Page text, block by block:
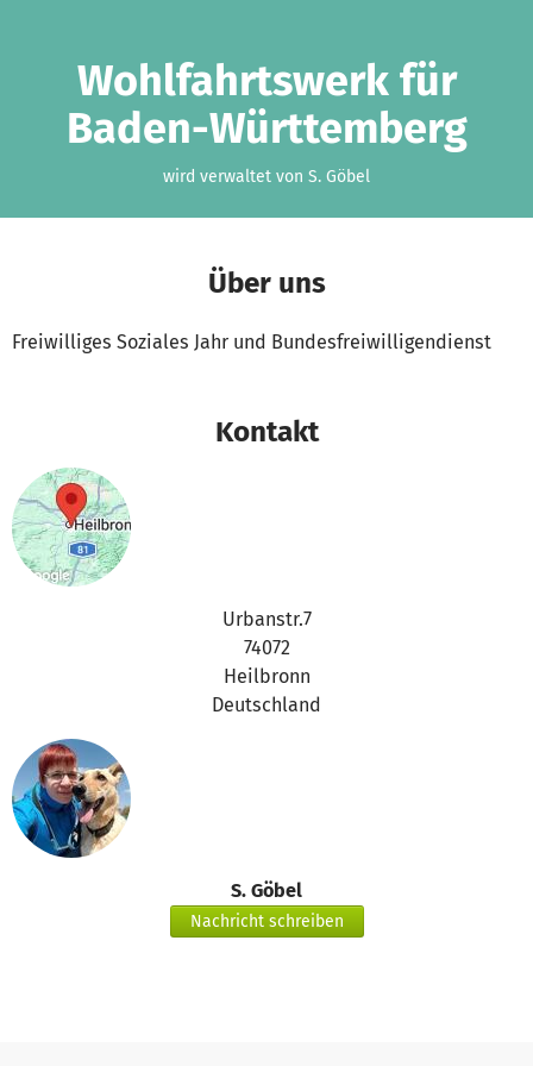
Wohlfahrtswerk für
Baden-Württemberg
wird verwaltet von S. Göbel
Über uns
Freiwilliges Soziales Jahr und Bundesfreiwilligendienst
Kontakt
Urbanstr.7
74072
Heilbronn
Deutschland
S. Göbel
Nachricht schreiben